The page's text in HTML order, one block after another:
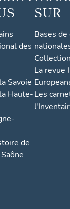
des
Savoie
Haute-
de
SUR
Bases
La revue
Les